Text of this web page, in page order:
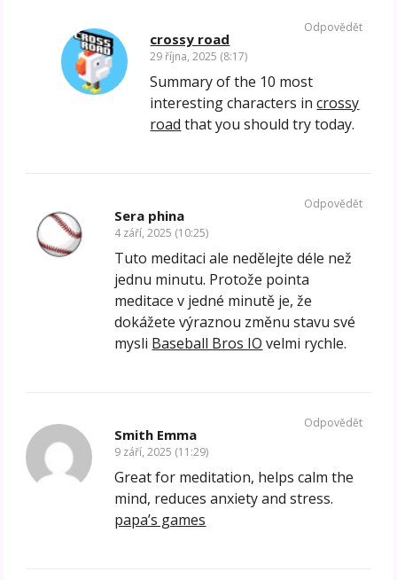
crossy road
29 října, 2025 (8:17)
Summary of the 10 most
interesting characters incrossy
road that you should try today.
Odpovědět
Sera phina
4 září, 2025 (10:25)
Tuto meditaci ale nedělejte déle než
jednu minutu. Protože pointa
meditace v jedné minutě je, že
dokážete výraznou změnu stavu své
mysli Baseball Bros IO velmi rychle.
Odpovědět
Smith Emma
9 září, 2025 (11:29)
Great for meditation, helps calm the
mind, reduces anxiety and stress.
papa’s games
Odpovědět